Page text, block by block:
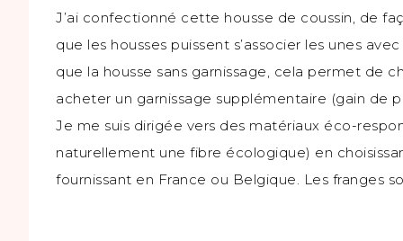
J’ai confectionné cette housse de coussin, de
que les housses puissent s’associer les unes
que la housse sans garnissage, cela permet de
acheter un garnissage supplémentaire (gain de
Je me suis dirigée vers des matériaux éco-
naturellement une fibre écologique) en
fournissant en France ou Belgique. Les franges